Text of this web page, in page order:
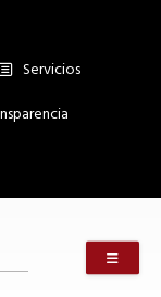
Servicios